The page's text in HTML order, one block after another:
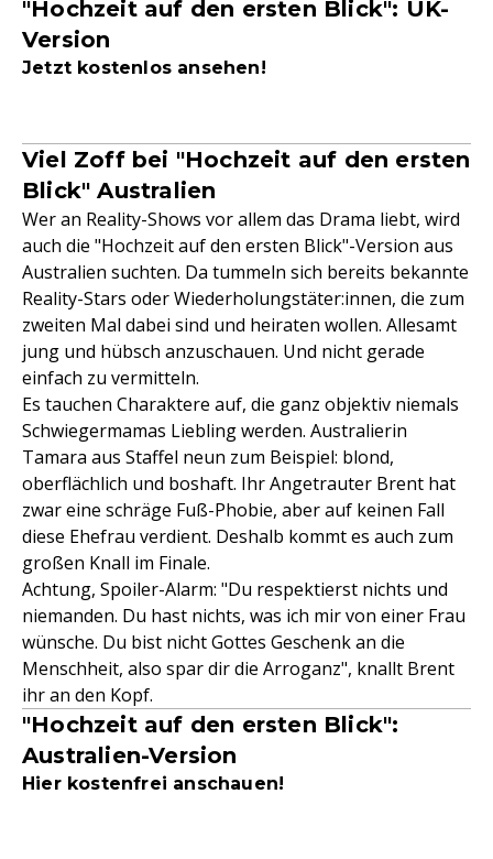
"Hochzeit auf den ersten Blick": UK-
Version
Jetzt kostenlos ansehen!
Viel Zoff bei "Hochzeit auf den ersten
Blick" Australien
Wer an Reality-Shows vor allem das Drama liebt, wird
auch die "Hochzeit auf den ersten Blick"-Version aus
Australien suchten. Da tummeln sich bereits bekannte
Reality-Stars oder Wiederholungstäter:innen, die zum
zweiten Mal dabei sind und heiraten wollen. Allesamt
jung und hübsch anzuschauen. Und nicht gerade
einfach zu vermitteln.
Es tauchen Charaktere auf, die ganz objektiv niemals
Schwiegermamas Liebling werden. Australierin
Tamara aus Staffel neun zum Beispiel: blond,
oberflächlich und boshaft. Ihr Angetrauter Brent hat
zwar eine schräge Fuß-Phobie, aber auf keinen Fall
diese Ehefrau verdient. Deshalb kommt es auch zum
großen Knall im Finale.
Achtung, Spoiler-Alarm: "Du respektierst nichts und
niemanden. Du hast nichts, was ich mir von einer Frau
wünsche. Du bist nicht Gottes Geschenk an die
Menschheit, also spar dir die Arroganz", knallt Brent
ihr an den Kopf.
"Hochzeit auf den ersten Blick":
Australien-Version
Hier kostenfrei anschauen!